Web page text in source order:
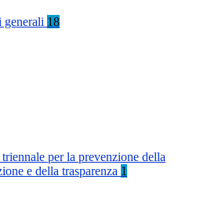
generali 18
per la prevenzione della
e della trasparenza 1